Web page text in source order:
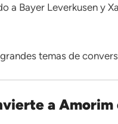
a Bayer Leverkusen y
temas de
a Amorim